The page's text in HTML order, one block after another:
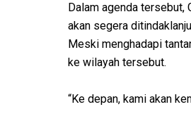
Dalam agenda tersebut,
akan segera
Meski menghadapi
ke wilayah tersebut.
“Ke depan, kami akan